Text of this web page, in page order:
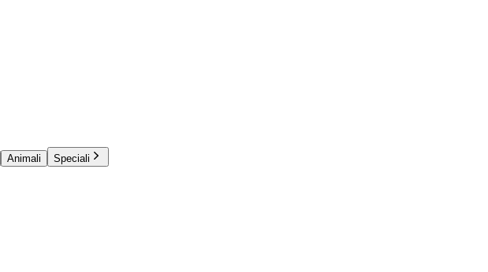
Animali
Speciali